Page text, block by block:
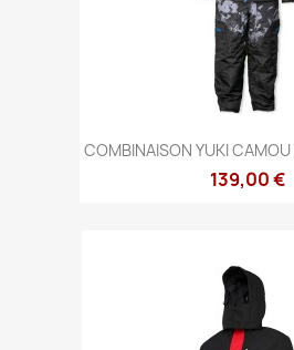
COMBINAISON YUKI CAMOU
139,00 €